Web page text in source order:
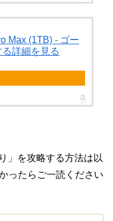
Max (1TB) - ゴー
詳細を見る
」を攻略する方法は以
ったらご一読ください